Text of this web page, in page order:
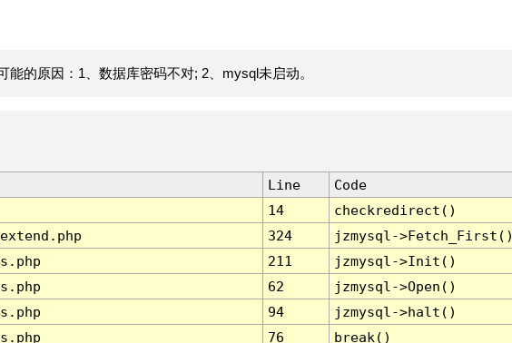
的原因：1、数据库密码不对; 2、mysql未启动。
Line
Code
14
checkredirect()
324
jzmysql-
211
jzmysql->Init()
62
jzmysql->Open()
94
jzmysql->halt()
76 break()